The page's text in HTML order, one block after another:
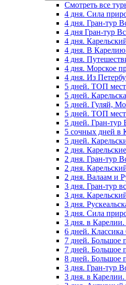
Смотреть все
4 дня. Сила
4 дня. Гран-тур
4 дня Гран-тур
4 дня.
4 дня. В Карелию
4 дня.
4 дня. Морское
4 дня. Из
5 дней. ТОП
5 дней.
5 дней. Гуляй,
5 дней. ТОП
5 дней. Гран-тур
5 сочных дней в
5 дней.
2 дня.
2 дня. Гран-тур
2 дня.
2 дня. Валаам и
3 дня. Гран-тур
3 дня.
3 дня.
3 дня. Сила
3 дня. в
6 дней. Классика
7 дней. Большое
7 дней. Большое
8 дней. Большое
3 дня. Гран-тур
3 дня. в